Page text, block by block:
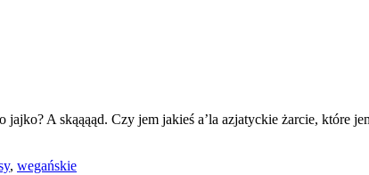
A skąąąąd. Czy jem jakieś a’la azjatyckie żarcie, które
, wegańskie